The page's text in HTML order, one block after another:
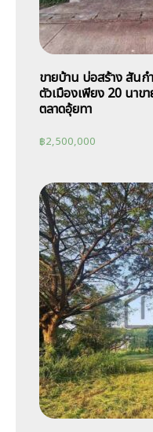
ขายบ้าน บ่อสร้าง สันก
ตัวเมืองเพียง 20 นาข
ตลาดอุ้ยทา
฿2,500,000